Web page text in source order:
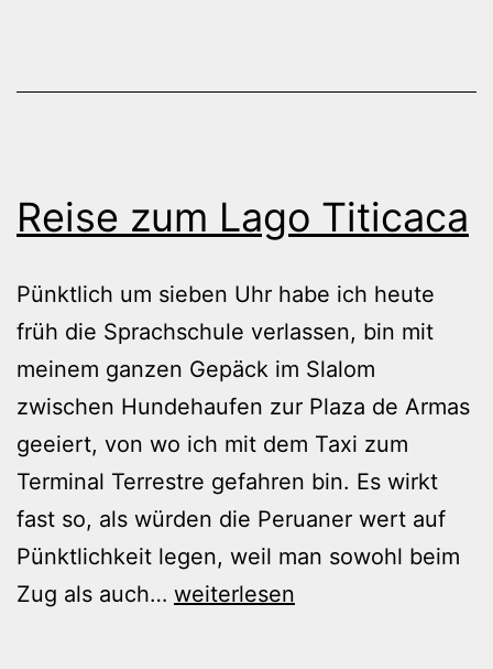
Reise zum Lago Titicaca
Pünktlich um sieben Uhr habe ich heute
früh die Sprachschule verlassen, bin mit
meinem ganzen Gepäck im Slalom
zwischen Hundehaufen zur Plaza de Armas
geeiert, von wo ich mit dem Taxi zum
Terminal Terrestre gefahren bin. Es wirkt
fast so, als würden die Peruaner wert auf
Pünktlichkeit legen, weil man sowohl beim
Zug als auch… Reise
weiterlesen